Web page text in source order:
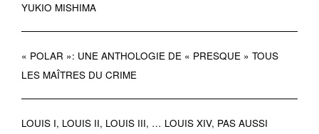
YUKIO MISHIMA
« POLAR »: UNE ANTHOLOGIE DE « PRESQUE » TOUS
LES MAÎTRES DU CRIME
LOUIS I, LOUIS II, LOUIS III, … LOUIS XIV, PAS AUSSI